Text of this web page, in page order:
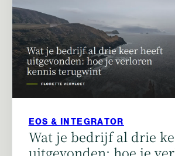
EOS & INTEGRATOR
Wat je bedrijf al drie